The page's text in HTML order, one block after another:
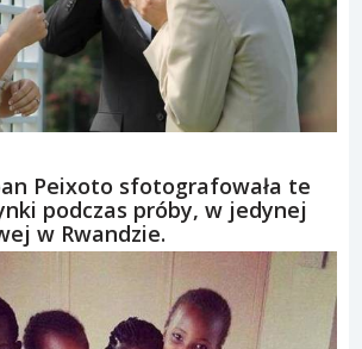
Peixoto sfotografowała te
podczas próby, w jedynej
w Rwandzie.